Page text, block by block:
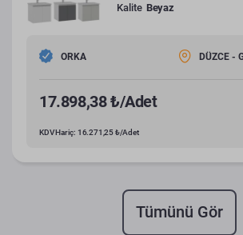
Kalite Beyaz
ORKA DÜZCE -
17.898,38 ₺/Adet
KDV Hariç: 16.271,25 ₺/Adet
Tümünü Gör